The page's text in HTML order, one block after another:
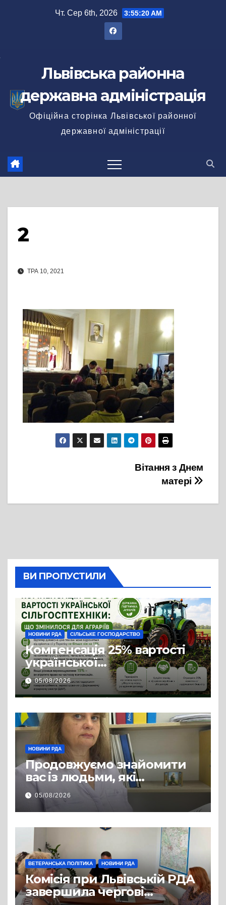
Чт. Сер 6th, 2026 3:55:20 AM
Львівська районна
державна адміністрація
Офіційна сторінка Львівської районної
державної адміністрації
2
ТРА 10, 2021
Вітання з Днем
матері
ВИ ПРОПУСТИЛИ
НОВИНИ РДА СІЛЬСЬКЕ ГОСПОДАРСТВО
Компенсація 25% вартості
української
сільгосптехніки: що
змінилося для аграріїв
05/08/2026
НОВИНИ РДА
Продовжуємо знайомити
вас із людьми, які
допомагають нашим
захисникам і захисницям
повертатися до цивільного
життя
05/08/2026
ВЕТЕРАНСЬКА ПОЛІТИКА НОВИНИ РДА
Комісія при Львівській РДА
завершила чергові